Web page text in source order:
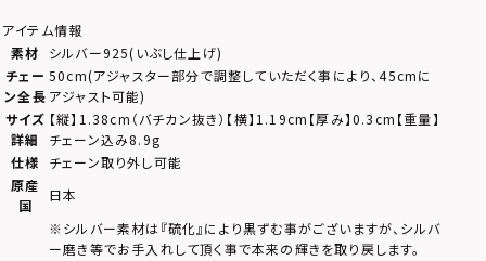
アイテム情報
素材
シルバー925(いぶし仕上げ)
チェー
ン全長
50cm(アジャスター部分で調整していただく事により、45cmに
アジャスト可能)
サイズ
詳細
【縦】1.38cm（バチカン抜き）【横】1.19cm【厚み】0.3cm【重量】
チェーン込み8.9g
仕様
チェーン取り外し可能
原産
国
日本
※シルバー素材は『硫化』により黒ずむ事がございますが、シルバ
ー磨き等でお手入れして頂く事で本来の輝きを取り戻します。